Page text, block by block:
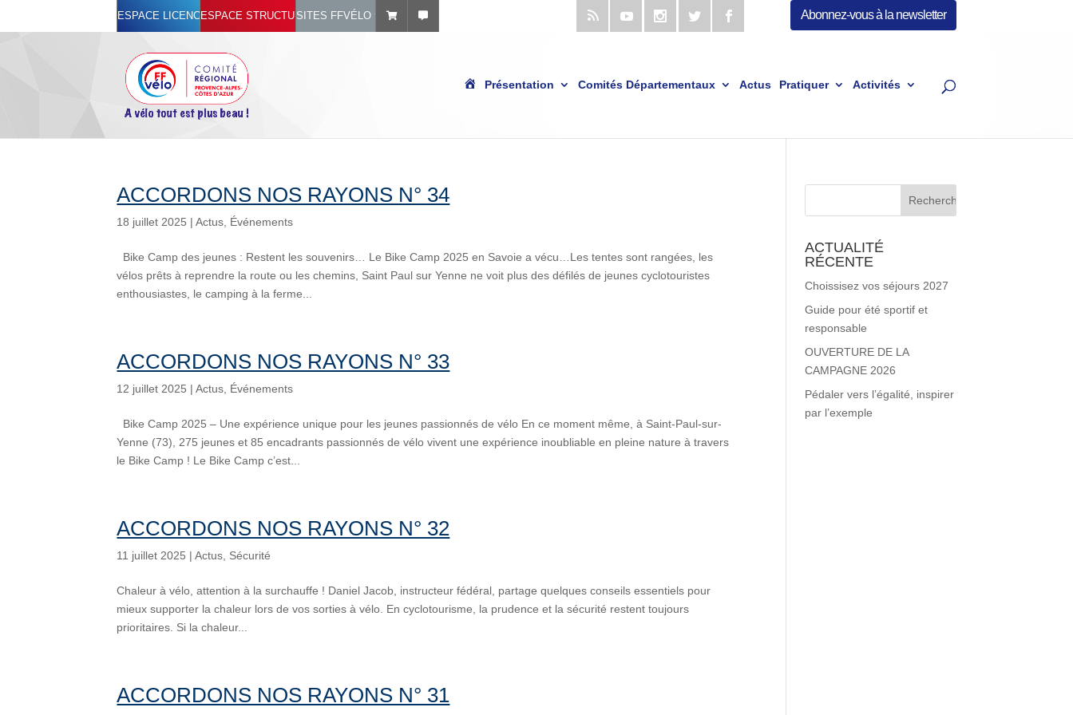
ESPACE LICENCIÉESPACE STRUCTURESSITES FFVÉLO Abonnez-vous à la newsletter
l
Présentation Comités Départementaux Actus Pratiquer Activités
ACCORDONS NOS RAYONS N° 34
18 juillet 2025 |Actus Événements
Bike Camp des jeunes : Restent les souvenirs… Le Bike Camp 2025 en Savoie a vécu…Les tentes sont rangées, les
vélos prêts à reprendre la route ou les chemins, Saint Paul sur Yenne ne voit plus des défilés de jeunes cyclotouristes
enthousiastes, le camping à la ferme...
ACCORDONS NOS RAYONS N° 33
12 juillet 2025 |Actus Événements
Bike Camp 2025 – Une expérience unique pour les jeunes passionnés de vélo En ce moment même, à Saint-Paul-sur-
Yenne (73), 275 jeunes et 85 encadrants passionnés de vélo vivent une expérience inoubliable en pleine nature à travers
le Bike Camp ! Le Bike Camp c’est...
ACCORDONS NOS RAYONS N° 32
11 juillet 2025 |Actus Sécurité
Chaleur à vélo, attention à la surchauffe ! Daniel Jacob, instructeur fédéral, partage quelques conseils essentiels pour
mieux supporter la chaleur lors de vos sorties à vélo. En cyclotourisme, la prudence et la sécurité restent toujours
prioritaires. Si la chaleur...
ACCORDONS NOS RAYONS N° 31
ACTUALITÉ
RÉCENTE
Choissisez vos séjours 2027
Guide pour été sportif et
responsable
OUVERTURE DE LA
CAMPAGNE 2026
Pédaler vers l’égalité, inspirer
par l’exemple